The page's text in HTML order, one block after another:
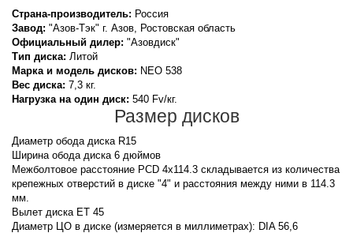
Страна-производитель: Россия
Завод: "Азов-Тэк" г. Азов, Ростовская область
Официальный дилер: "Азовдиск"
Тип диска: Литой
Марка и модель дисков: NEO 538
Вес диска: 7,3 кг.
Нагрузка на один диск: 540 Fv/кг.
Размер дисков
Диаметр обода диска R15
Ширина обода диска 6 дюймов
Межболтовое расстояние PCD 4x114.3 складывается из количества
крепежных отверстий в диске "4" и расстояния между ними в 114.3
мм.
Вылет диска ET 45
Диаметр ЦО в диске (измеряется в миллиметрах): DIA 56,6